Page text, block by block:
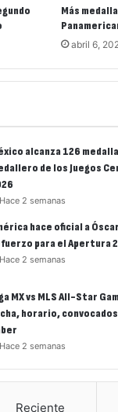
Más
abril 6,
alcanza 126
de los Juegos
Hace 2 semanas
hace oficial a
para el Apertura
Hace 2 semanas
MX vs MLS All-Star
horario,
Hace 2 semanas
Reciente